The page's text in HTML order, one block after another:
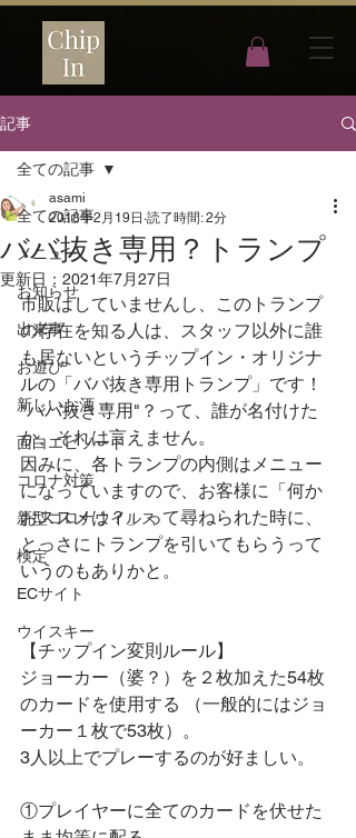
記事
全ての記事
メニュー
お知らせ
出来事
お遊び
新しいお酒
面白エピソード
コロナ対策
新型コロナウイルス
検定
ECサイト
ウイスキー
全ての記事
ババ抜き専用？トランプ
asami
2018年2月19日 読了時間: 2分
更新日： 2021年7月27日
市販はしていませんし、このトランプ
の存在を知る人は、スタッフ以外に誰
も居ないというチップイン・オリジナ
ルの「ババ抜き専用トランプ」です！
"ババ抜き専用"？って、誰が名付けた
か、それは言えません。
因みに、各トランプの内側はメニュー
になっていますので、お客様に「何か
おススメは？」って尋ねられた時に、
とっさにトランプを引いてもらうって
いうのもありかと。
【チップイン変則ルール】
ジョーカー（婆？）を２枚加えた54枚
のカードを使用する （一般的にはジョ
ーカー１枚で53枚）。
3人以上でプレーするのが好ましい。
①プレイヤーに全てのカードを伏せた